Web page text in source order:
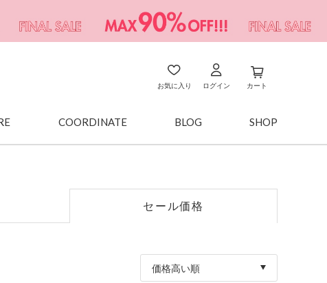
お気に入り ログイン カート
COORDINATE BLOG SHOP
セール価格
価格高い順